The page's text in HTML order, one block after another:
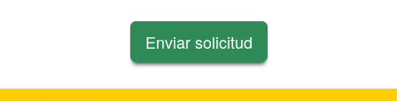
Enviar solicitud